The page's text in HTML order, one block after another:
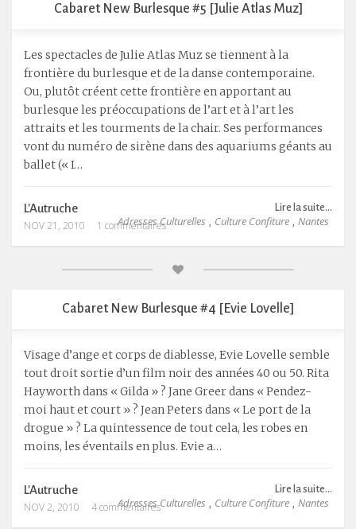
Cabaret New Burlesque #5 [Julie Atlas Muz]
Les spectacles de Julie Atlas Muz se tiennent à la
frontière du burlesque et de la danse contemporaine.
Ou, plutôt créent cette frontière en apportant au
burlesque les préoccupations de l’art et à l’art les
attraits et les tourments de la chair. Ses performances
vont du numéro de sirène dans des aquariums géants au
ballet (« I…
Lire la suite...
Adresses Culturelles , Culture Confiture , Nantes
L'Autruche
NOV 21, 2010
1 commentaires
Cabaret New Burlesque #4 [Evie Lovelle]
Visage d’ange et corps de diablesse, Evie Lovelle semble
tout droit sortie d’un film noir des années 40 ou 50. Rita
Hayworth dans « Gilda » ? Jane Greer dans « Pendez-
moi haut et court » ? Jean Peters dans « Le port de la
drogue » ? La quintessence de tout cela, les robes en
moins, les éventails en plus. Evie a…
Lire la suite...
Adresses Culturelles , Culture Confiture , Nantes
L'Autruche
NOV 2, 2010
4 commentaires